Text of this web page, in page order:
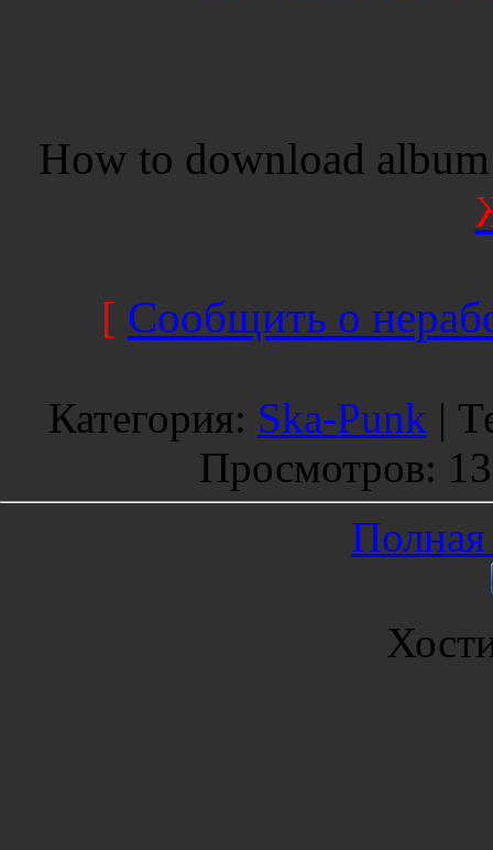
How to download
[ Сообщить о
Категория: Ska-Punk |
Просмотров:
Полная